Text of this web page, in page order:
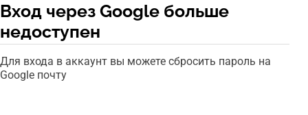
Вход через Google больше
недоступен
Для входа в аккаунт вы можете сбросить пароль на
Google почту